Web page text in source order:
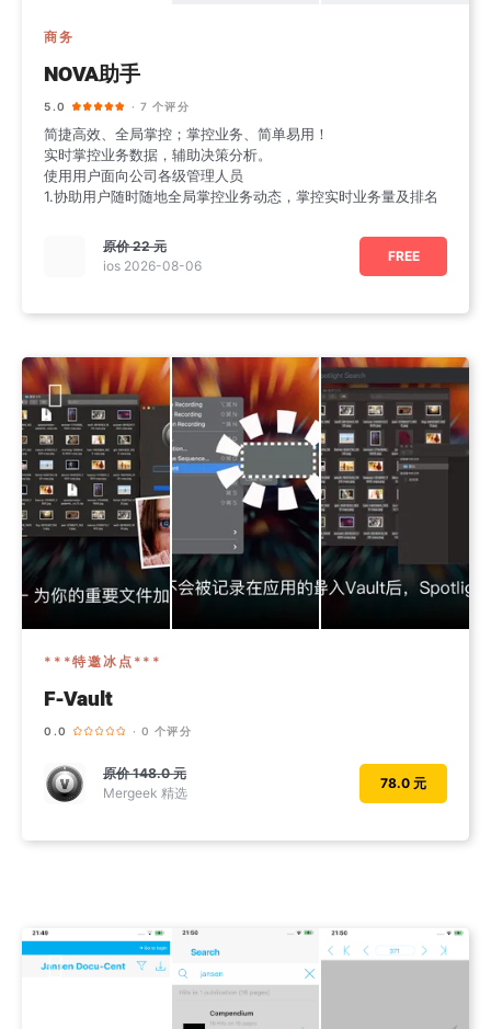
商务
NOVA助手
5.0 · 7 个评分
简捷高效、全局掌控；掌控业务、简单易用！
实时掌控业务数据，辅助决策分析。
使用用户面向公司各级管理人员
1.协助用户随时随地全局掌控业务动态，掌控实时业务量及排名
原价22 元
ios 2026-08-06
FREE
***特邀冰点***
F-Vault
0.0 · 0 个评分
原价148.0 元
Mergeek 精选
78.0 元